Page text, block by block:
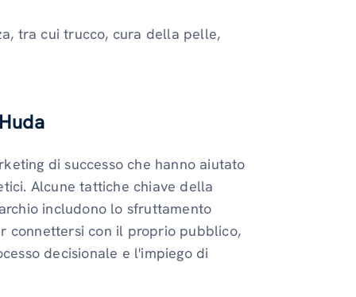
tra cui trucco, cura della pelle,
di successo che hanno aiutato
Alcune tattiche chiave della
includono lo sfruttamento
connettersi con il proprio pubblico,
decisionale e l'impiego di